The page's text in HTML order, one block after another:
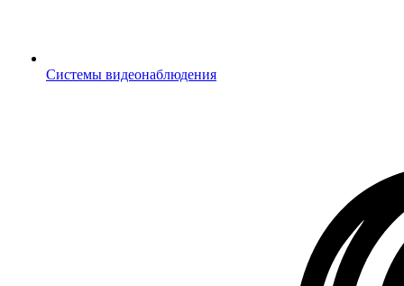
Системы видеонаблюдения